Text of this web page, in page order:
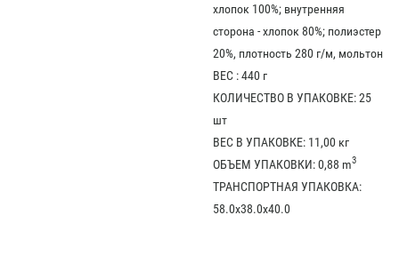
хлопок 100%; внутренняя
сторона - хлопок 80%; полиэстер
20%, плотность 280 г/м, мольтон
ВЕС : 440 г
КОЛИЧЕСТВО В УПАКОВКЕ: 25
шт
ВЕС В УПАКОВКЕ: 11,00 кг
ОБЪЕМ УПАКОВКИ: 0,88 m3
ТРАНСПОРТНАЯ УПАКОВКА:
58.0x38.0x40.0